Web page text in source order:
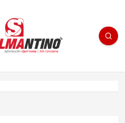
- medios/noticias/editorial